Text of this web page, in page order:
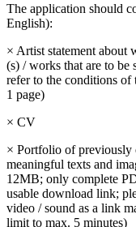
The appli­ca­ti­on should
English):
× Artist state­ment about
(s) / works that are to
refer to the con­di­ti­ons of
1 page)
× CV
× Portfolio of
meaningful texts and
12MB; only com­ple­te
usable down­load link;
video / sound as a link
limit to max. 5 minutes)